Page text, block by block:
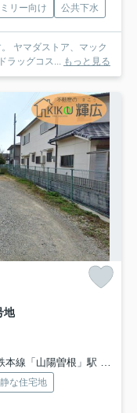
リー向け 公共下水
ヤマダストア、マック
ラッグコス... もっと見る
地
線「山陽曽根」駅 徒歩45分
な住宅地